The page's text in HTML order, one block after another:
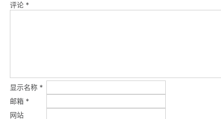
评论 *
显示名称 *
邮箱 *
网站